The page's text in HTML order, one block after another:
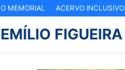
O MEMORIAL ACERVO INCLUSIVO
EMÍLIO FIGUEIRA